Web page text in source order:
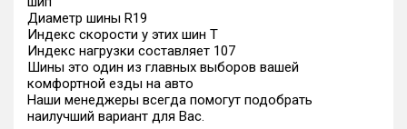
Диаметр шины R19
Индекс скорости у этих шин T
Индекс нагрузки составляет 107
Шины это один из главных выборов вашей
комфортной езды на авто
Наши менеджеры всегда помогут подобрать
наилучший вариант для Вас.